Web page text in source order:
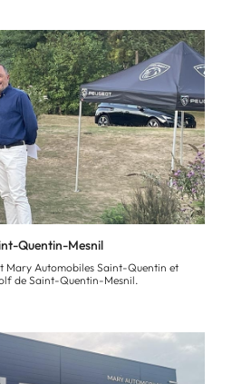
Quentin-Mesnil
Mary Automobiles Saint-Quentin et
de Saint-Quentin-Mesnil.